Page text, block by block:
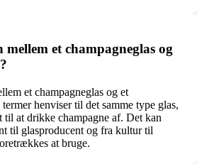
et champagneglas og
et champagneglas og et
henviser til det samme type glas,
til at drikke champagne af. Det kan
til glasproducent og fra kultur til
at bruge.